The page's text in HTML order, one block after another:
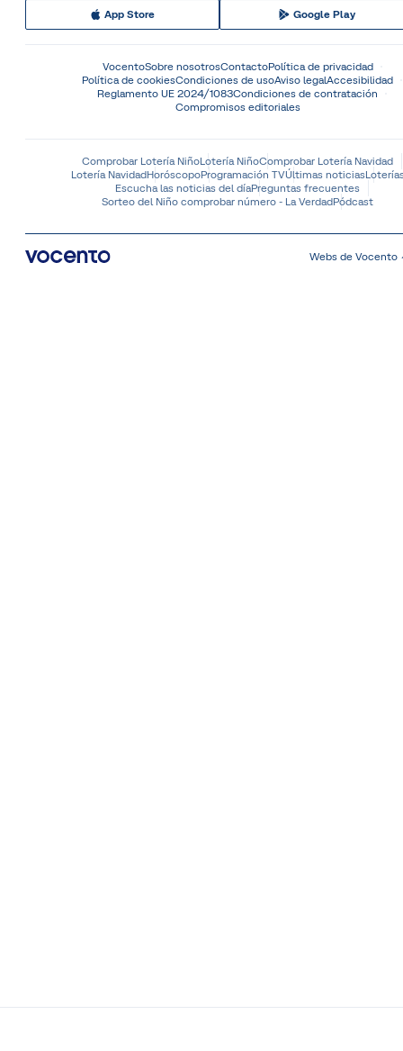
App Store Google Play
VocentoSobre nosotrosContactoPolítica de privacidad
Política de cookiesCondiciones de usoAviso legalAccesibilidad
Reglamento UE 2024/1083Condiciones de contratación
Compromisos editoriales
Comprobar Lotería NiñoLotería NiñoComprobar Lotería Navidad
Lotería NavidadHoróscopoProgramación TVÚltimas noticias
Escucha las noticias del díaPreguntas frecuentes
Sorteo del Niño comprobar número - La VerdadPódcast
Webs de Vocento